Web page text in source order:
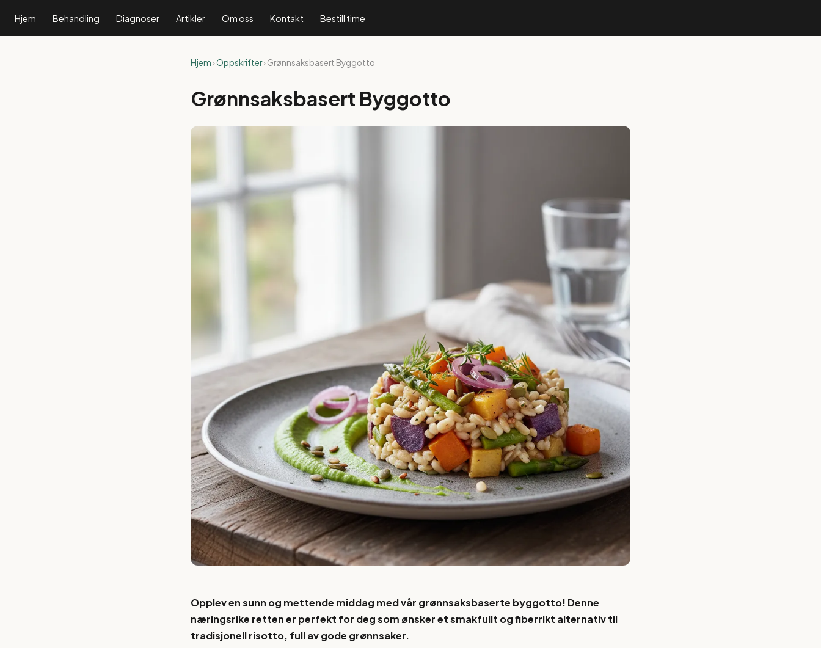
Hjem Behandling Diagnoser Artikler Om oss Kontakt Bestill time
Hjem›Oppskrifter› Grønnsaksbasert Byggotto
Grønnsaksbasert Byggotto
Opplev en sunn og mettende middag med vår grønnsaksbaserte byggotto! Denne
næringsrike retten er perfekt for deg som ønsker et smakfullt og fiberrikt alternativ til
tradisjonell risotto, full av gode grønnsaker.